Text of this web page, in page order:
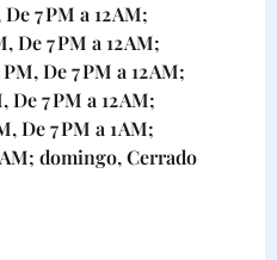
7 PM a 12 AM;
De 7 PM a 12 AM;
De 7 PM a 12 AM;
De 7 PM a 12 AM;
De 7 PM a 1 AM;
AM; domingo, Cerrado